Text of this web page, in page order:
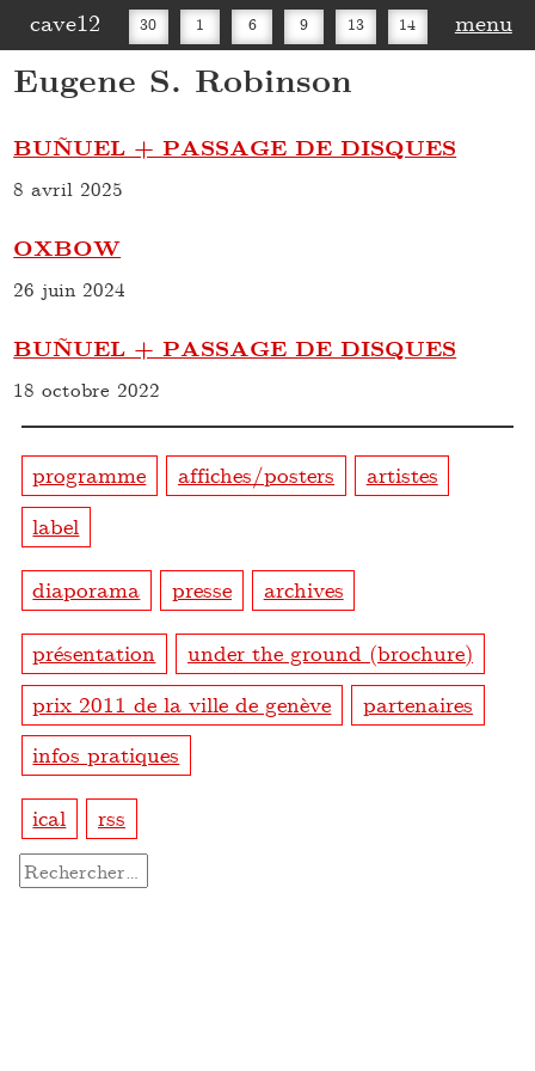
cave12 30 1 6 9 13 14
16 20 27
menu
Eugene S. Robinson
BUÑUEL + PASSAGE DE DISQUES
8 avril 2025
OXBOW
26 juin 2024
BUÑUEL + PASSAGE DE DISQUES
18 octobre 2022
programme affiches/posters
artistes
label
diaporama presse archives
présentation
under the ground (brochure)
prix 2011 de la ville de genève
partenaires
infos pratiques
ical rss
Rechercher :